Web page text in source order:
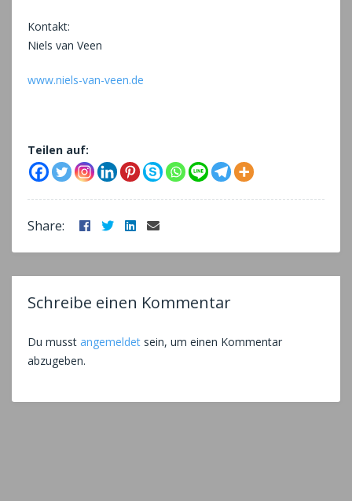
Kontakt:
Niels van Veen
www.niels-van-veen.de
Teilen auf:
Share: Facebook
TwitterLinkedIn
Email
Schreibe einen Kommentar
Du musst angemeldet sein, um einen Kommentar
abzugeben.